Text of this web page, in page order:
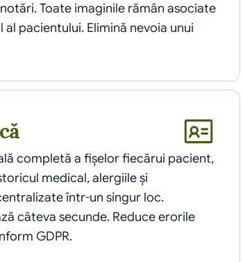
Toate imaginile rămân asociate
pacientului. Elimină nevoia unui
completă a fișelor fiecărui pacient,
medical, alergiile și
într-un singur loc.
câteva secunde. Reduce erorile
GDPR.